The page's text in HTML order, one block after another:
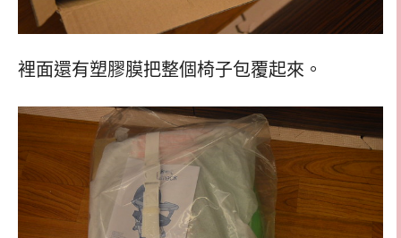
裡面還有塑膠膜把整個椅子包覆起來。